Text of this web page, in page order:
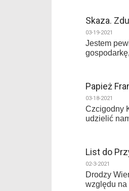
Skaza.
03-19-2021
Jestem
Papież
03-18-2021
Czcigodny
udzielić
List do
02-3-2021
Drodzy
względu na